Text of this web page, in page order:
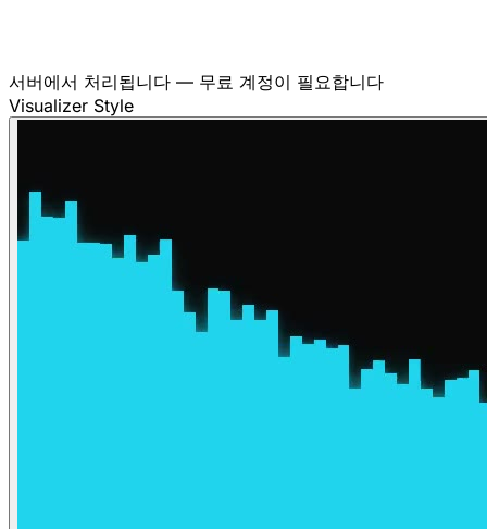
서버에서 처리됩니다 — 무료 계정이 필요합니다
Visualizer Style